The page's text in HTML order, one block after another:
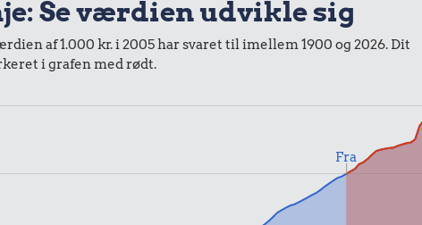
oksekød
315 kr.
Togbillet, Aarhus-
København
Se værdien udvikle sig
af 1.000 kr. i 2005 har svaret til imellem 1900 og 2026. Dit
i grafen med rødt.
Fra